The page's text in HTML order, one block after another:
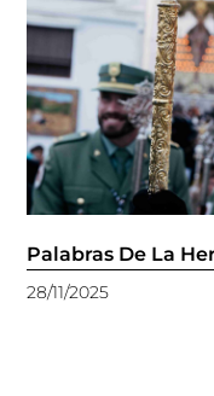
Palabras De La
28/11/2025